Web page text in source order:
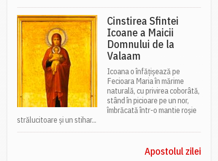
Cinstirea Sfintei
Icoane a Maicii
Domnului de la
Valaam
Icoana o înfățișează pe
Fecioara Maria în mărime
naturală, cu privirea coborâtă,
stând în picioare pe un nor,
îmbrăcată într-o mantie roșie
strălucitoare și un stihar...
Apostolul zilei